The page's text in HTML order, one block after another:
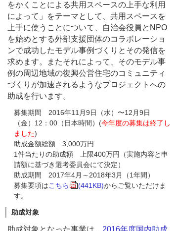
をかくことによる共用スペースの上手な利用
によって」をテーマとして、共用スペースを
上手に使うことについて、自治会役員とNPO
を始めとする外部支援団体のコラボレーショ
ンで成功したモデル事例づくりとその発信を
求めます。またそれによって、そのモデル事
例の周辺地域の復興公営住宅のコミュニティ
づくりが加速されるようなプロジェクトへの
助成を行います。
募集期間 2016年11月9日（水）〜12月9日
（金）12：00（日本時間）(今年度の募集は終了し
ました)
助成金額総額 3,000万円
1件当たりの助成額 上限400万円（実施内容と申
請額に基づき選考委員会にて決定）
助成期間 2017年4月～2018年3月（1年間）
募集要項はこちら (441KB)からご覧いただけま
す。
助成対象
助成対象となった事業は、 2016年度国内助成